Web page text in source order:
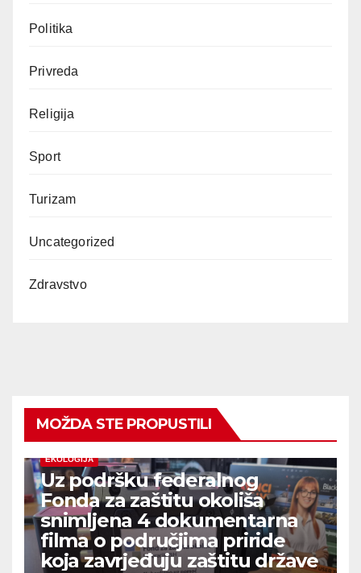
Politika
Privreda
Religija
Sport
Turizam
Uncategorized
Zdravstvo
MOŽDA STE PROPUSTILI
EKOLOGIJA
Uz podršku federalnog
Fonda za zaštitu okoliša
snimljena 4 dokumentarna
filma o područjima priride
koja zavrjeđuju zaštitu države